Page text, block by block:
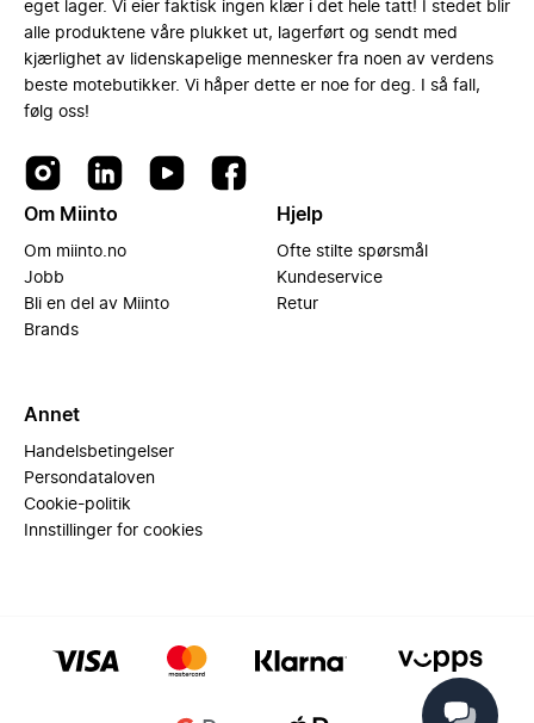
eget lager. Vi eier faktisk ingen klær i det hele tatt! I stedet blir
alle produktene våre plukket ut, lagerført og sendt med
kjærlighet av lidenskapelige mennesker fra noen av verdens
beste motebutikker. Vi håper dette er noe for deg. I så fall,
følg oss!
Om Miinto
Om miinto.no
Jobb
Bli en del av Miinto
Brands
Hjelp
Ofte stilte spørsmål
Kundeservice
Retur
Annet
Handelsbetingelser
Persondataloven
Cookie-politik
Innstillinger for cookies